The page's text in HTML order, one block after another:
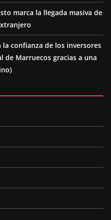
marca la llegada masiva de
confianza de los inversores
de Marruecos gracias a una